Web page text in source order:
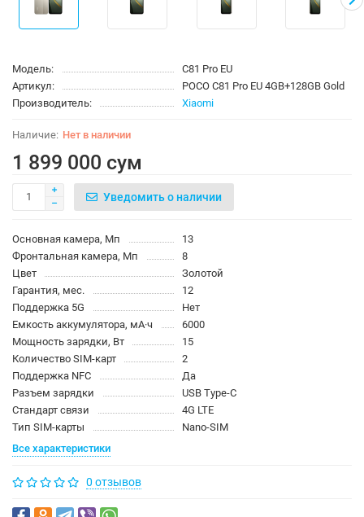
Модель:
C81 Pro EU
Артикул:
POCO C81 Pro EU 4GB+128GB Gold
Производитель:
Xiaomi
Нет в наличии
1 899 000 сум
Уведомить о наличии
Основная камера, Мп
13
Фронтальная камера, Мп
8
Цвет
Золотой
Гарантия, мес.
12
Поддержка 5G
Нет
Емкость аккумулятора, мА·ч
6000
Мощность зарядки, Вт
15
Количество SIM-карт
2
Поддержка NFC
Да
Разъем зарядки
USB Type-C
Стандарт связи
4G LTE
Тип SIM-карты
Nano-SIM
Все характеристики
0 отзывов